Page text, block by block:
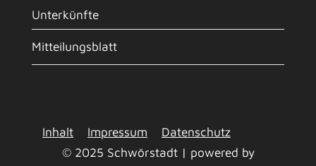
Unterkünfte
Mitteilungsblatt
Inhalt Impressum
Datenschutz
© 2025 Schwörstadt | powered by